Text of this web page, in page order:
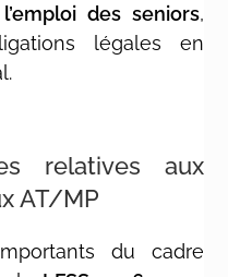
des seniors,
légales en
relatives aux
AT/MP
du cadre